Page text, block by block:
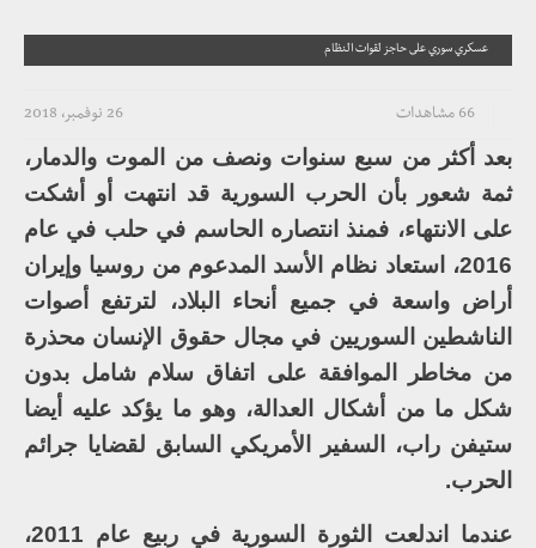
عسكري سوري على حاجز لقوات النظام
26 نوفمبر، 2018 66 مشاهدات
بعد أكثر من سبع سنوات ونصف من الموت والدمار،
ثمة شعور بأن الحرب السورية قد انتهت أو أشكت
على الانتهاء، فمنذ انتصاره الحاسم في حلب في عام
2016، استعاد نظام الأسد المدعوم من روسيا وإيران
أراض واسعة في جميع أنحاء البلاد، لترتفع أصوات
الناشطين السوريين في مجال حقوق الإنسان محذرة
من مخاطر الموافقة على اتفاق سلام شامل بدون
شكل ما من أشكال العدالة، وهو ما يؤكد عليه أيضا
ستيفن راب، السفير الأمريكي السابق لقضايا جرائم
الحرب.
عندما اندلعت الثورة السورية في ربيع عام 2011،